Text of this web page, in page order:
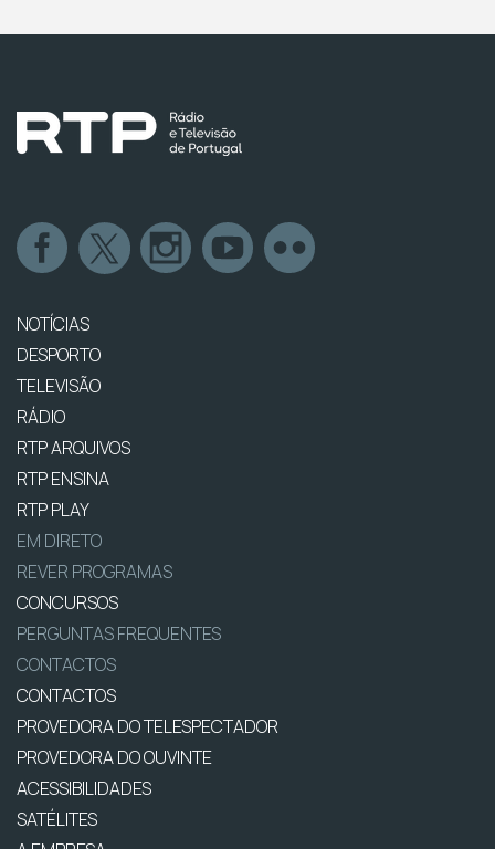
NOTÍCIAS
DESPORTO
TELEVISÃO
RÁDIO
RTP ARQUIVOS
RTP ENSINA
RTP PLAY
EM DIRETO
REVER PROGRAMAS
CONCURSOS
PERGUNTAS FREQUENTES
CONTACTOS
CONTACTOS
PROVEDORA DO TELESPECTADOR
PROVEDORA DO OUVINTE
ACESSIBILIDADES
SATÉLITES